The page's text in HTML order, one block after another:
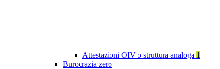
Attestazioni OIV o struttura analoga 1
Burocrazia zero